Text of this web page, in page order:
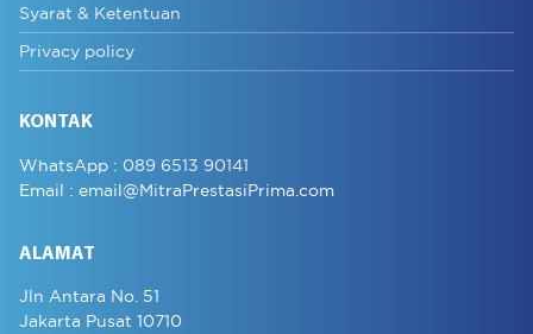
Syarat & Ketentuan
Privacy policy
KONTAK
WhatsApp : 089 6513 90141
Email : email@MitraPrestasiPrima.com
ALAMAT
Jln Antara No. 51
Jakarta Pusat 10710